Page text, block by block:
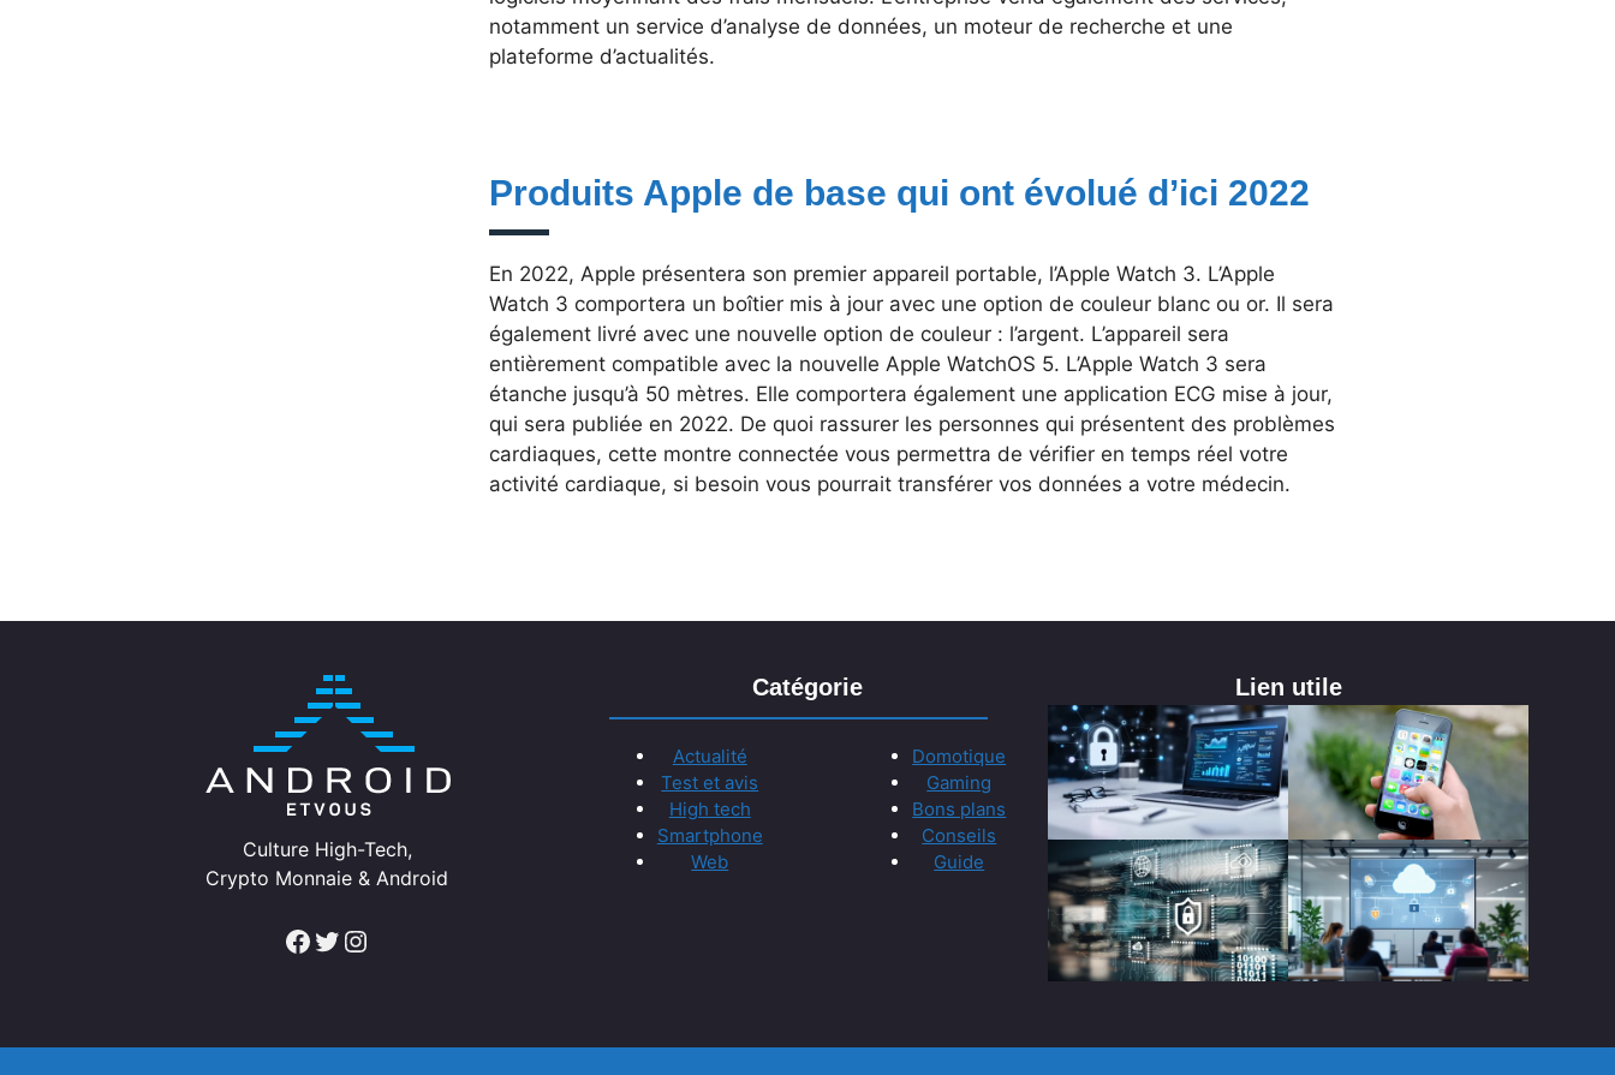
notamment un service d’analyse de données, un moteur de recherche et une
plateforme d’actualités.
Produits Apple de base qui ont évolué d’ici 2022
En 2022, Apple présentera son premier appareil portable, l’Apple Watch 3. L’Apple
Watch 3 comportera un boîtier mis à jour avec une option de couleur blanc ou or. Il sera
également livré avec une nouvelle option de couleur : l’argent. L’appareil sera
entièrement compatible avec la nouvelle Apple WatchOS 5. L’Apple Watch 3 sera
étanche jusqu’à 50 mètres. Elle comportera également une application ECG mise à jour,
qui sera publiée en 2022. De quoi rassurer les personnes qui présentent des problèmes
cardiaques, cette montre connectée vous permettra de vérifier en temps réel votre
activité cardiaque, si besoin vous pourrait transférer vos données a votre médecin.
Culture High-Tech,
Crypto Monnaie & Android
Facebook Twitter Instagram
Catégorie
Actualité
Test et avis
High tech
Smartphone
Web
Domotique
Gaming
Bons plans
Conseils
Guide
Lien utile